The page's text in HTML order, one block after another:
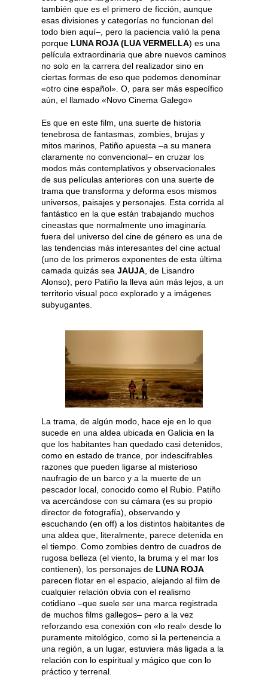
también que es el primero de ficción, aunque
esas divisiones y categorías no funcionan del
todo bien aquí–, pero la paciencia valió la pena
porque LUNA ROJA (LUA VERMELLA) es una
película extraordinaria que abre nuevos caminos
no solo en la carrera del realizador sino en
ciertas formas de eso que podemos denominar
«otro cine español». O, para ser más específico
aún, el llamado «Novo Cinema Galego»
Es que en este film, una suerte de historia
tenebrosa de fantasmas, zombies, brujas y
mitos marinos, Patiño apuesta –a su manera
claramente no convencional– en cruzar los
modos más contemplativos y observacionales
de sus películas anteriores con una suerte de
trama que transforma y deforma esos mismos
universos, paisajes y personajes. Esta corrida al
fantástico en la que están trabajando muchos
cineastas que normalmente uno imaginaría
fuera del universo del cine de género es una de
las tendencias más interesantes del cine actual
(uno de los primeros exponentes de esta última
camada quizás sea JAUJA , de Lisandro
Alonso), pero Patiño la lleva aún más lejos, a un
territorio visual poco explorado y a imágenes
subyugantes.
La trama, de algún modo, hace eje en lo que
sucede en una aldea ubicada en Galicia en la
que los habitantes han quedado casi detenidos,
como en estado de trance, por indescifrables
razones que pueden ligarse al misterioso
naufragio de un barco y a la muerte de un
pescador local, conocido como el Rubio. Patiño
va acercándose con su cámara (es su propio
director de fotografía), observando y
escuchando (en off) a los distintos habitantes de
una aldea que, literalmente, parece detenida en
el tiempo. Como zombies dentro de cuadros de
rugosa belleza (el viento, la bruma y el mar los
contienen), los personajes de LUNA ROJA
parecen flotar en el espacio, alejando al film de
cualquier relación obvia con el realismo
cotidiano –que suele ser una marca registrada
de muchos films gallegos– pero a la vez
reforzando esa conexión con «lo real» desde lo
puramente mitológico, como si la pertenencia a
una región, a un lugar, estuviera más ligada a la
relación con lo espiritual y mágico que con lo
práctico y terrenal.